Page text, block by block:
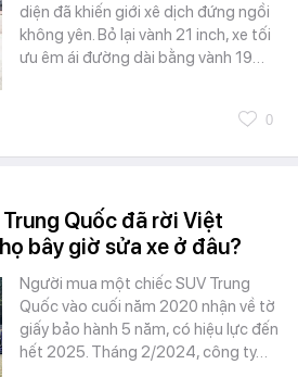
diện đã khiến giới xê dịch đứng ngồi
không yên. Bỏ lại vành 21 inch, xe tối
ưu êm ái đường dài bằng vành 19…
0
Quốc đã rời Việt
bây giờ sửa xe ở đâu?
Người mua một chiếc SUV Trung
Quốc vào cuối năm 2020 nhận về tờ
giấy bảo hành 5 năm, có hiệu lực đến
hết 2025. Tháng 2/2024, công ty…